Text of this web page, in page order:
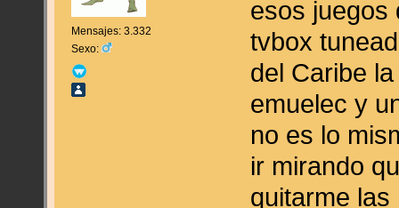
Mensajes: 3.332
Sexo:
esos juegos
tvbox
del Caribe
emuelec y
no es lo
ir mirando
quitarme